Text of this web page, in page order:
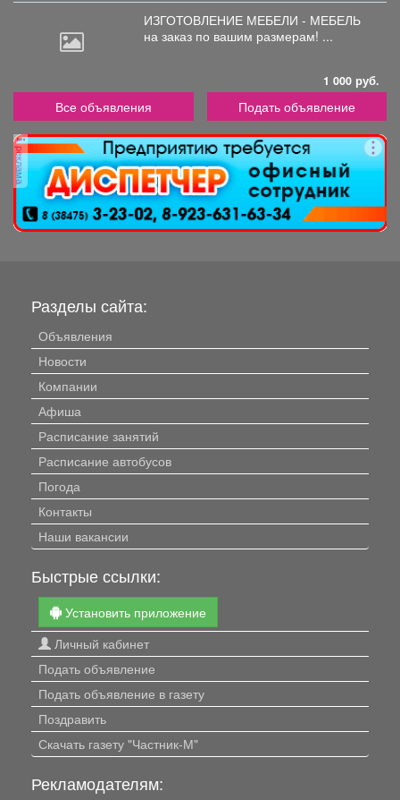
ИЗГОТОВЛЕНИЕ МЕБЕЛИ - МЕБЕЛЬ
на заказ по вашим размерам! ...
1 000 руб.
Все объявления Подать объявление
реклама
Разделы сайта:
Объявления
Новости
Компании
Афиша
Расписание занятий
Расписание автобусов
Погода
Контакты
Наши вакансии
Быстрые ссылки:
Установить приложение
Личный кабинет
Подать объявление
Подать объявление в газету
Поздравить
Скачать газету "Частник-М"
Рекламодателям: